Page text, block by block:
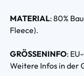
MATERIAL: 80%
Fleece).
GRÖSSENINFO:
Weitere Infos in der